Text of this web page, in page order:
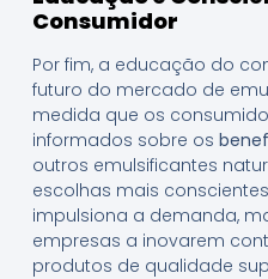
Consumidor
Por fim, a educação do
futuro do mercado de
medida que os
informados sobre os
outros emulsificantes
escolhas mais
impulsiona a demanda,
empresas a inovarem
produtos de qualidade